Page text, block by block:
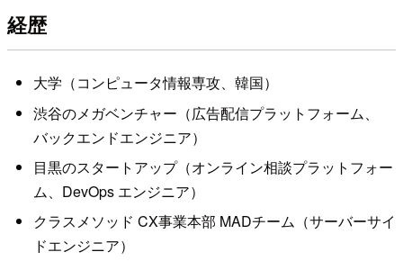
経歴
大学（コンピュータ情報専攻、韓国）
渋谷のメガベンチャー（広告配信プラットフォーム、
バックエンドエンジニア）
目黒のスタートアップ（オンライン相談プラットフォー
ム、DevOps エンジニア）
クラスメソッド CX事業本部 MADチーム（サーバーサイ
ドエンジニア）